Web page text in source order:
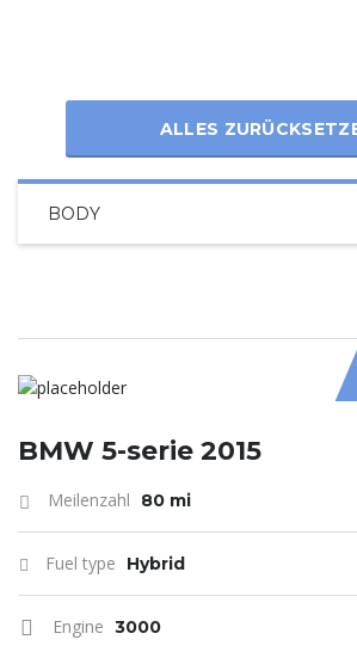
ALLES
BODY
BMW 5-serie 2015
Meilenzahl 80 mi
Fuel type Hybrid
Engine 3000